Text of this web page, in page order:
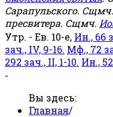
Сарапульского. Сщмч.
пресвитера. Сщмч.
Утр. - Ев. 10-е, Ин., 66
зач., IV, 9-16. Мф., 72
292 зач., II, 1-10. Ин.,
-
Вы здесь:
Главная/